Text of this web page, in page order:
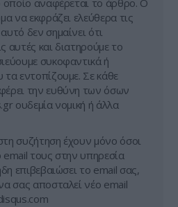
οποίο αναφέρεται το άρθρο. Ο
να εκφράζει ελεύθερα τις
δεν σημαίνει ότι
αυτές και διατηρούμε το
συκοφαντικά ή
τα εντοπίζουμε. Σε κάθε
την ευθύνη των όσων
ουδεμία νομική ή άλλα
συζήτηση έχουν μόνο όσοι
email τους στην υπηρεσία
επιβεβαιώσει το email σας,
σας αποσταλεί νέο email